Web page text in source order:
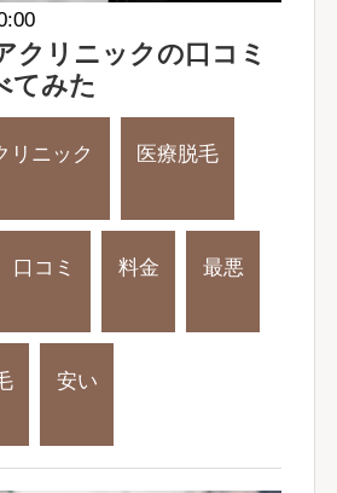
クリニックの口コミ
てみた
リニック 医療脱毛
口コミ 料金 最悪
安い